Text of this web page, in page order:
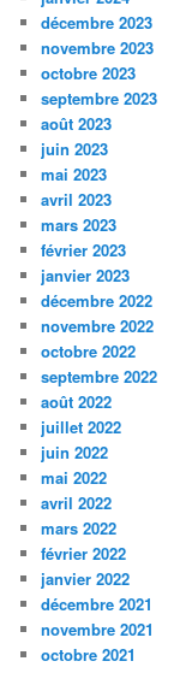
décembre 2023
novembre 2023
octobre 2023
septembre 2023
août 2023
juin 2023
mai 2023
avril 2023
mars 2023
février 2023
janvier 2023
décembre 2022
novembre 2022
octobre 2022
septembre 2022
août 2022
juillet 2022
juin 2022
mai 2022
avril 2022
mars 2022
février 2022
janvier 2022
décembre 2021
novembre 2021
octobre 2021